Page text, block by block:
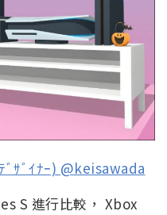
ﾞｻﾞｲﾅｰ) @keisawada
S 進行比較， Xbox